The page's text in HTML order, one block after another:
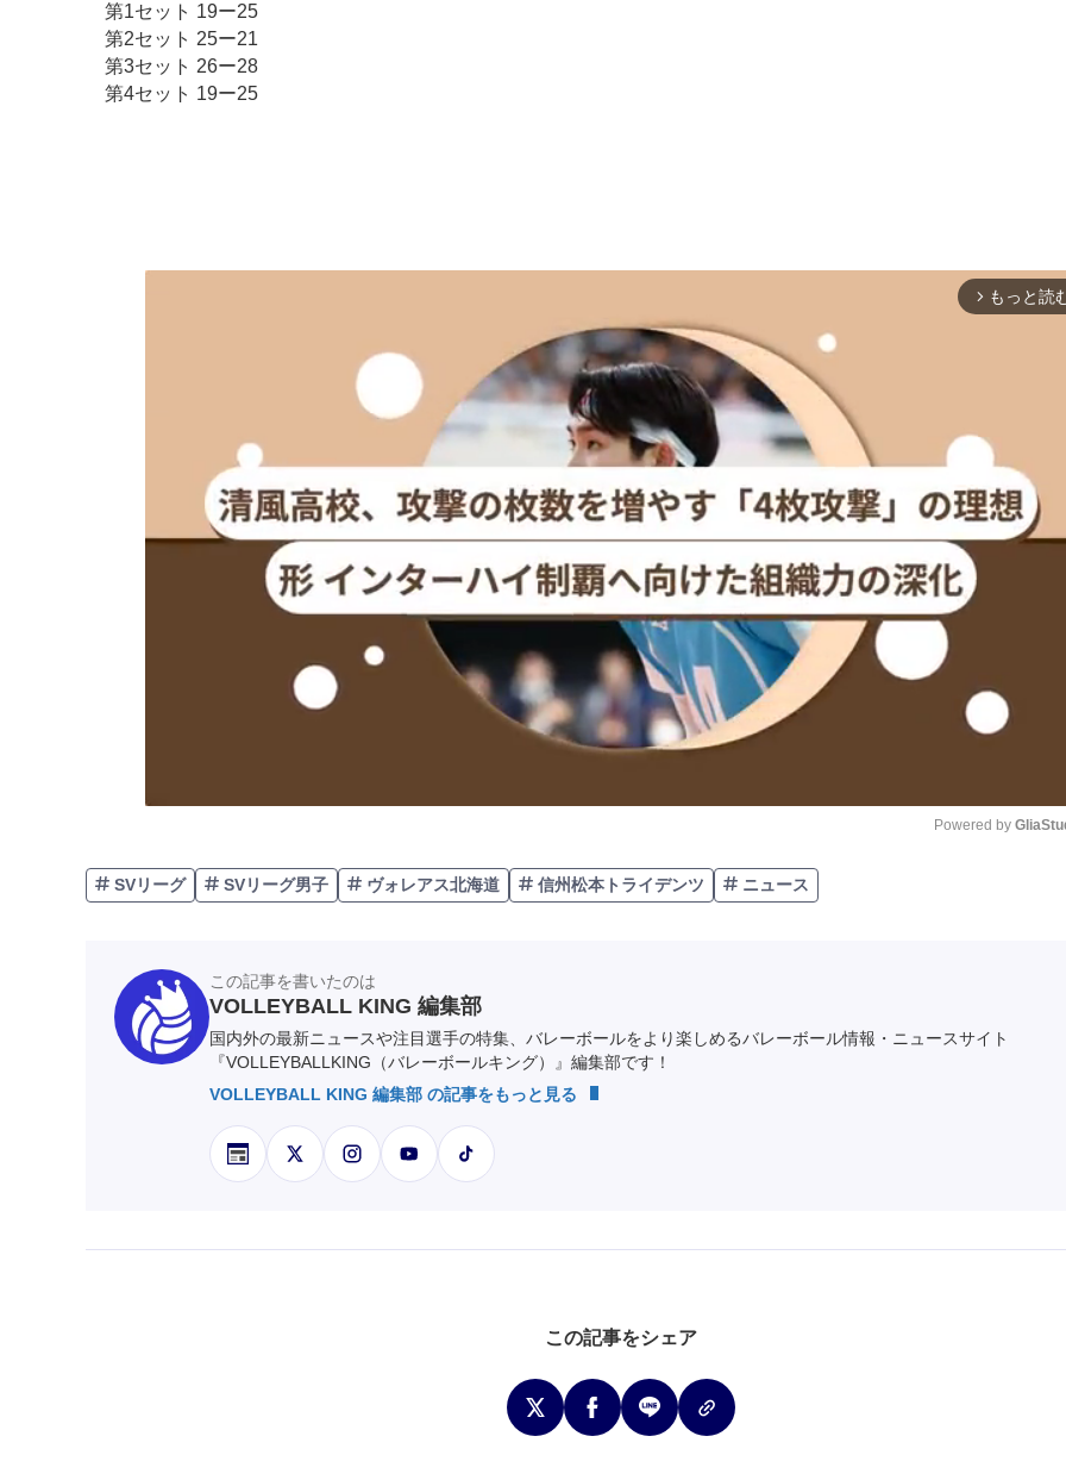
第1セット 19ー25
第2セット 25ー21
第3セット 26ー28
第4セット 19ー25
arrow_forward_ios もっと読
Powered by
SVリーグ SVリーグ男子 ヴォレアス北海道 信州松本トライデンツ ニュース
この記事を書いたのは
VOLLEYBALL KING 編集部
国内外の最新ニュースや注目選手の特集、バレーボールをより楽しめるバレーボール情報・ニュースサイト
『VOLLEYBALLKING（バレーボールキング）』編集部です！
VOLLEYBALL KING 編集部 の記事をもっと見る
この記事をシェア